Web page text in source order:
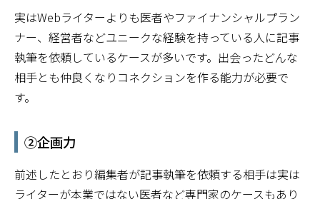
実はWebライターよりも医者やファイナンシャルプラン
ナー、経営者などユニークな経験を持っている人に記事
執筆を依頼しているケースが多いです。出会ったどんな
相手とも仲良くなりコネクションを作る能力が必要で
す。
②企画力
前述したとおり編集者が記事執筆を依頼する相手は実は
ライターが本業ではない医者など専門家のケースもあり